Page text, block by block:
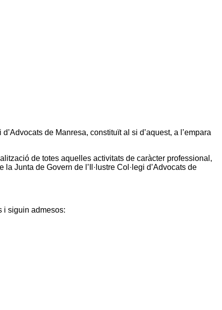
de Manresa, constituït al si d’aquest, a l’empara
de totes aquelles activitats de caràcter professional,
Junta de Govern de l’Il·lustre Col·legi d’Advocats de
i siguin admesos: